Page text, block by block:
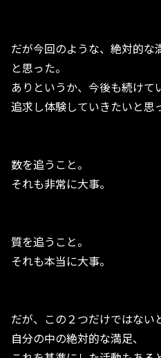
だが今回のような、絶対的な
と思った。
ありというか、今後も続けて
追求し体験していきたいと思
数を追うこと。
それも非常に大事。
質を追うこと。
それも本当に大事。
だが、この２つだけではない
自分の中の絶対的な満足、